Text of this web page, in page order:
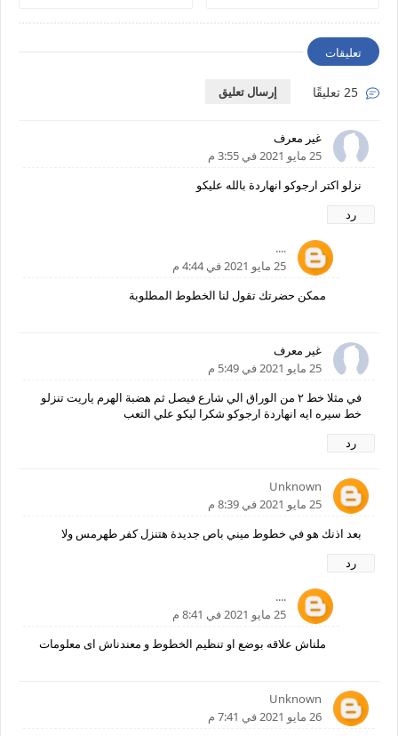
تعليقات
إرسال تعليق
غير معرف
25 مايو 2021 في 3:55 م
نزلو اكتر ارجوكو انهاردة بالله عليكو
رد
....
25 مايو 2021 في 4:44 م
ممكن حضرتك تقول لنا الخطوط المطلوبة
غير معرف
25 مايو 2021 في 5:49 م
في مثلا خط ٢ من الوراق الي شارع فيصل ثم هضبة الهرم ياريت تنزلو
خط سيره ايه انهاردة ارجوكو شكرا ليكو علي التعب
رد
Unknown
25 مايو 2021 في 8:39 م
بعد اذنك هو في خطوط ميني باص جديدة هتنزل كفر طهرمس ولا
رد
....
25 مايو 2021 في 8:41 م
ملناش علاقه بوضع او تنظيم الخطوط و معندناش اى معلومات
Unknown
26 مايو 2021 في 7:41 م